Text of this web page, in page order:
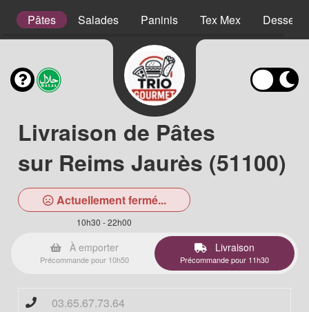
Pâtes Salades Paninis Tex Mex Desserts
Livraison de Pâtes
sur Reims Jaurès (51100)
Actuellement fermé...
10h30 - 22h00
À emporter
Précommande pour 10h50
Livraison
Précommande pour 11h30
03.65.67.73.64